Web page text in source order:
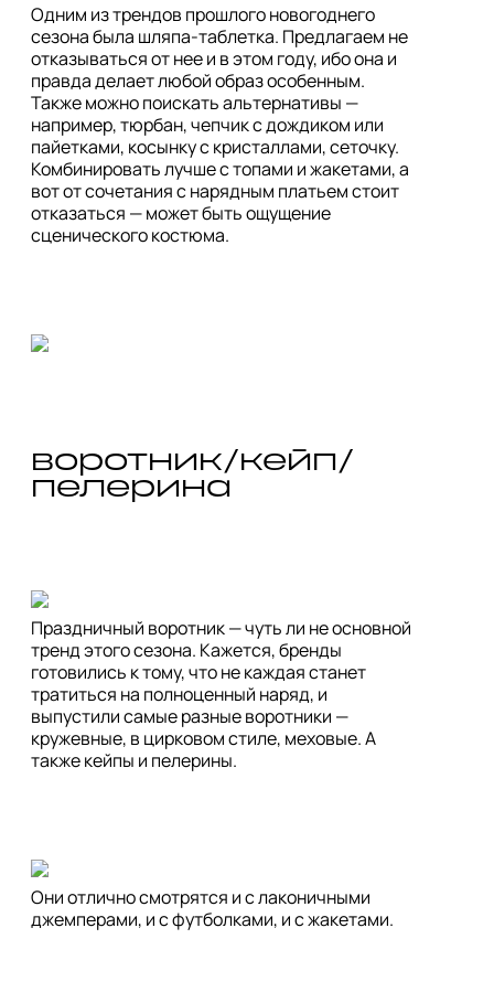
Одним из трендов прошлого новогоднего
сезона была шляпа-таблетка. Предлагаем не
отказываться от нее и в этом году, ибо она и
правда делает любой образ особенным.
Также можно поискать альтернативы —
например, тюрбан, чепчик с дождиком или
пайетками, косынку с кристаллами, сеточку.
Комбинировать лучше с топами и жакетами, а
вот от сочетания с нарядным платьем стоит
отказаться — может быть ощущение
воротник/кейп/
пелерина
Праздничный воротник — чуть ли не основной
тренд этого сезона. Кажется, бренды
готовились к тому, что не каждая станет
тратиться на полноценный наряд, и
выпустили самые разные воротники —
кружевные, в цирковом стиле, меховые. А
также кейпы и пелерины.
Они отлично смотрятся и с лаконичными